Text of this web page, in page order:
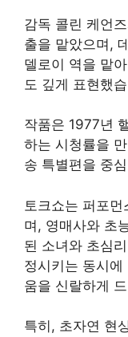
감독 콜린 케언
출을 맡았으며,
델로이 역을 맡
도 깊게 표현했
작품은 1977년
하는 시청률을
송 특별편을 중
토크쇼는 퍼포
며, 영매사와 초
된 소녀와 초심
정시키는 동시
움을 신랄하게
특히, 초자연 현